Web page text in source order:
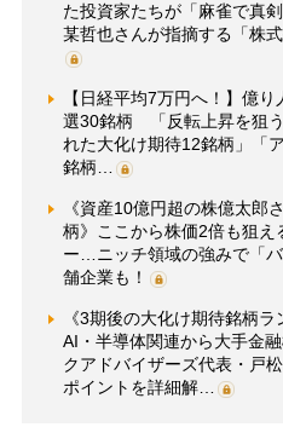
た投資家たちが「麻雀で真
某哲也さんが指摘する「株
【日経平均7万円へ！】億
選30銘柄 「反転上昇を狙
れた大化け期待12銘柄」「
銘柄…
《資産10億円超の株億太郎
柄》ここから株価2倍も狙え
ー…ニッチ領域の強みで「
舗企業も！
《3期後の大化け期待銘柄
AI・半導体関連から大手金
クアドバイザーズ代表・戸
ポイントを詳細解…